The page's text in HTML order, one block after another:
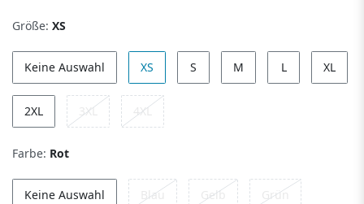
Größe: XS
Keine Auswahl XS S M L XL
2XL 3XL 4XL
Farbe: Rot
Keine Auswahl Blau Gelb Grün